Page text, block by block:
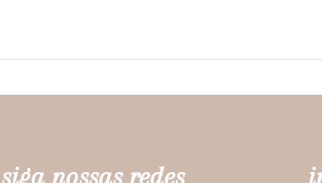
siga nossas redes